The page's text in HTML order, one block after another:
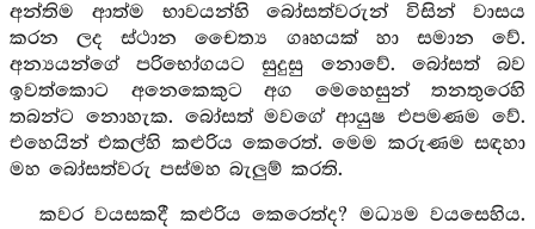
අන්තිම ආත්ම භාවයන්හි බෝසත්වරුන් විසින් වාසය
කරන ලද ස්ථාන චෛත්‍ය ගෘහයක් හා සමාන වේ.
අන්‍යයන්ගේ පරිභෝගයට සුදුසු නොවේ. බෝසත් බව
ඉවත්කොට අනෙකෙකුට අග මෙහෙසුන් තනතුරෙහි
තබන්ට නොහැක. බෝසත් මවගේ ආයුෂ එපමණම වේ.
එහෙයින් එකල්හි කළුරිය කෙරෙත්. මෙම කරුණම සඳහා
මහ බෝසත්වරු පස්මහ බැලුම් කරති.
කවර වයසකදී කළුරිය කෙරෙත්ද? මධ්‍යම වයසෙහිය.